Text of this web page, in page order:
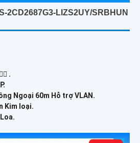
2CD2687G3-LIZS2UY/SRBHUN
.
IP.
Ngoại 60m Hỗ trợ VLAN.
Kim loại.